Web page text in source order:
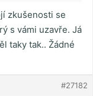
zkušenosti se
s vámi uzavře. Já
taky tak.. Žádné
#27182